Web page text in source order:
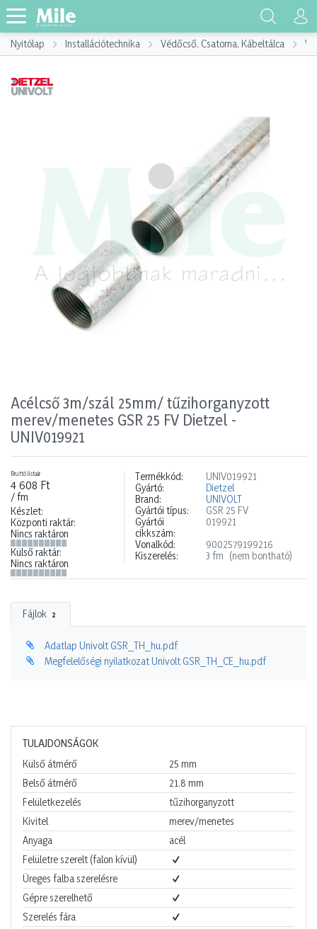
Nyitólap Installációtechnika Védőcső, Csatorna, Kábeltálca
Acélcső 3m/szál 25mm/ tűzihorganyzott
merev/menetes GSR 25 FV Dietzel -
UNIV019921
Bruttó listaár
4 608 Ft
/ fm
Készlet:
Központi raktár:
Nincs raktáron
Külső raktár:
Nincs raktáron
Termékkód:
UNIV019921
Gyártó:
Dietzel
Brand:
UNIVOLT
Gyártói típus:
GSR 25 FV
Gyártói
cikkszám:
019921
Vonalkód:
9002579199216
Kiszerelés:
3 fm (nem bontható)
Fájlok 2
Adatlap Univolt GSR_TH_hu.pdf
Megfelelőségi nyilatkozat Univolt GSR_TH_CE_hu.pdf
TULAJDONSÁGOK
Külső átmérő
25 mm
Belső átmérő
21.8 mm
Felületkezelés
tűzihorganyzott
Kivitel
merev/menetes
Anyaga
acél
Felületre szerelt (falon kívül)
Üreges falba szerelésre
Gépre szerelhető
Szerelés fára